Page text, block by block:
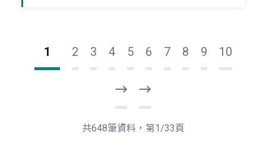
1 2 3 4 5 6 7 8 9 10
一
頁
後
一
共648筆資料，第1/33頁